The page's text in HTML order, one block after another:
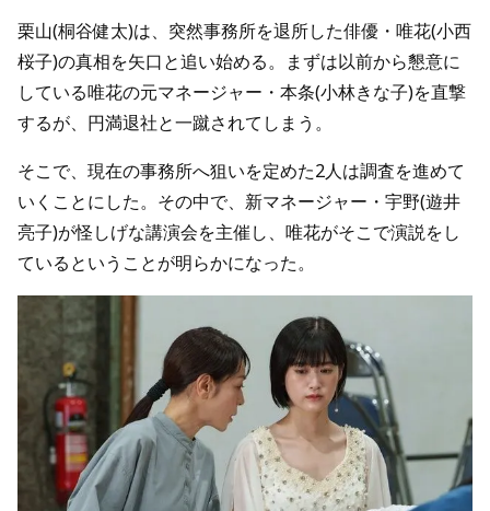
栗山(桐谷健太)は、突然事務所を退所した俳優・唯花(小西
桜子)の真相を矢口と追い始める。まずは以前から懇意に
している唯花の元マネージャー・本条(小林きな子)を直撃
するが、円満退社と一蹴されてしまう。
そこで、現在の事務所へ狙いを定めた2人は調査を進めて
いくことにした。その中で、新マネージャー・宇野(遊井
亮子)が怪しげな講演会を主催し、唯花がそこで演説をし
ているということが明らかになった。